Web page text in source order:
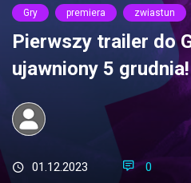
Gry premiera zwiastun
Pierwszy trailer do
ujawniony 5 grudnia!
01.12.2023 0